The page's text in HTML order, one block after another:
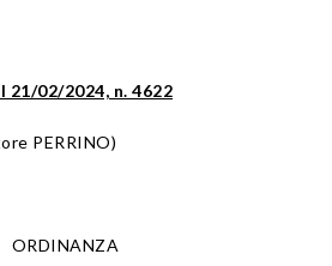
21/02/2024, n. 4622
PERRINO)
ORDINANZA